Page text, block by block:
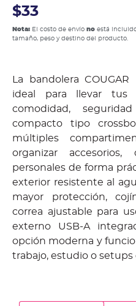
$33
Nota: El costo de envío no está
tamaño, peso y destino del producto.
La bandolera
ideal para llevar tus
comodidad,
compacto tipo
múltiples
organizar
personales de forma
exterior resistente al
mayor protección,
correa ajustable para
externo USB-A
opción moderna y
trabajo, estudio o